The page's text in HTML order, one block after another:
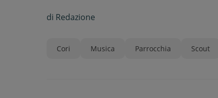
di Redazione
Cori Musica Parrocchia Scout